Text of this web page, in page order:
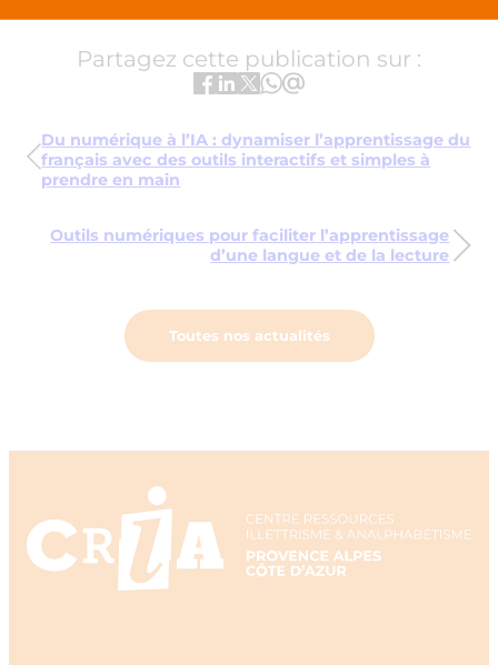
Partagez cette publication sur :
Du numérique à l’IA : dynamiser l’apprentissage du
français avec des outils interactifs et simples à
prendre en main
Outils numériques pour faciliter l’apprentissage
d’une langue et de la lecture
Toutes nos actualités